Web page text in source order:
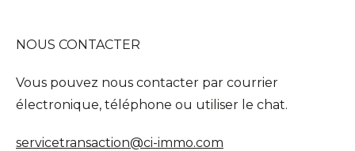
NOUS CONTACTER
Vous pouvez nous contacter par courrier
électronique, téléphone ou utiliser le chat.
servicetransaction@ci-immo.com